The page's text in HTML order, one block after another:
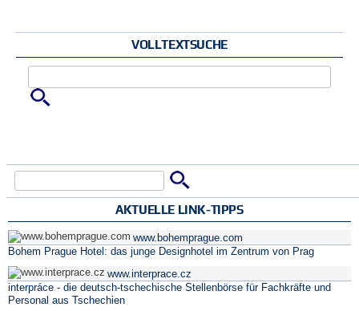
VOLLTEXTSUCHE
Suchformular
AKTUELLE LINK-TIPPS
www.bohemprague.com
Bohem Prague Hotel: das junge Designhotel im Zentrum von Prag
www.interprace.cz
interpráce - die deutsch-tschechische Stellenbörse für Fachkräfte und
Personal aus Tschechien